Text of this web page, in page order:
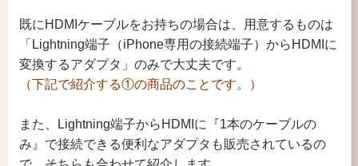
既にHDMIケーブルをお持ちの場合は、用意するものは
「Lightning端子（iPhone専用の接続端子）からHDMIに
変換するアダプタ」のみで大丈夫です。
（下記で紹介する①の商品のことです。）
また、Lightning端子からHDMIに『1本のケーブルの
み』で接続できる便利なアダプタも販売されているの